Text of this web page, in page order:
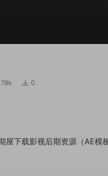
0
下载影视后期资源（AE模